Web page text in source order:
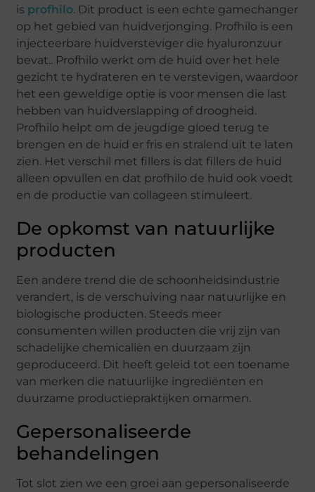
is profhilo. Dit product is een echte gamechanger
op het gebied van huidverjonging. Profhilo is een
injecteerbare huidversteviger die hyaluronzuur
bevat.. Profhilo werkt om de huid over het hele
gezicht te hydrateren en te verstevigen, waardoor
het een geweldige optie is voor mensen die last
hebben van huidverslapping of droogheid.
Profhilo helpt om de jeugdige gloed terug te
brengen en de huid er fris en stralend uit te laten
zien. Het verschil met fillers is dat fillers de huid
alleen opvullen en dat profhilo de huid ook voedt
en de productie van collageen stimuleert.
De opkomst van natuurlijke
producten
Een andere trend die de schoonheidsindustrie
verandert, is de verschuiving naar natuurlijke en
biologische producten. Steeds meer
consumenten willen producten die vrij zijn van
schadelijke chemicaliën en duurzaam zijn
geproduceerd. Dit heeft geleid tot een toename
van merken die natuurlijke ingrediënten en
duurzame productiepraktijken omarmen.
Gepersonaliseerde
behandelingen
Tot slot zien we een groei aan gepersonaliseerde